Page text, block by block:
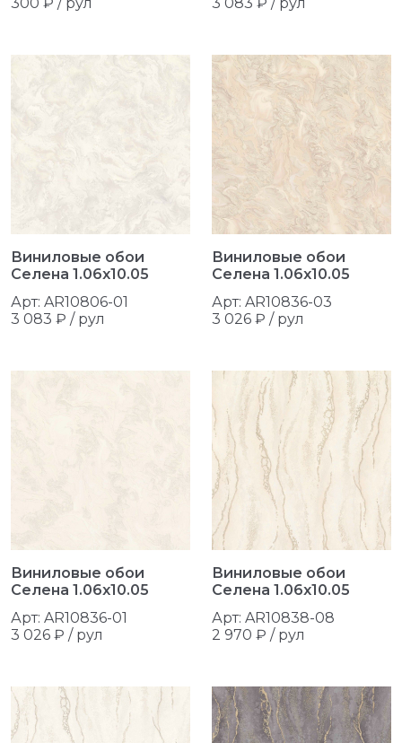
Виниловые обои
Селена 1.06x10.05
Арт: AR10806-01
3 083 ₽ / рул
Виниловые обои
Селена 1.06x10.05
Арт: AR10836-03
3 026 ₽ / рул
Виниловые обои
Селена 1.06x10.05
Арт: AR10836-01
3 026 ₽ / рул
Виниловые обои
Селена 1.06x10.05
Арт: AR10838-08
2 970 ₽ / рул